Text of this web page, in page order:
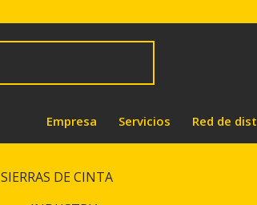
Empresa Servicios Red de
SIERRAS DE CINTA